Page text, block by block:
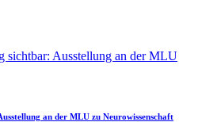
an der MLU zu Neurowissenschaft